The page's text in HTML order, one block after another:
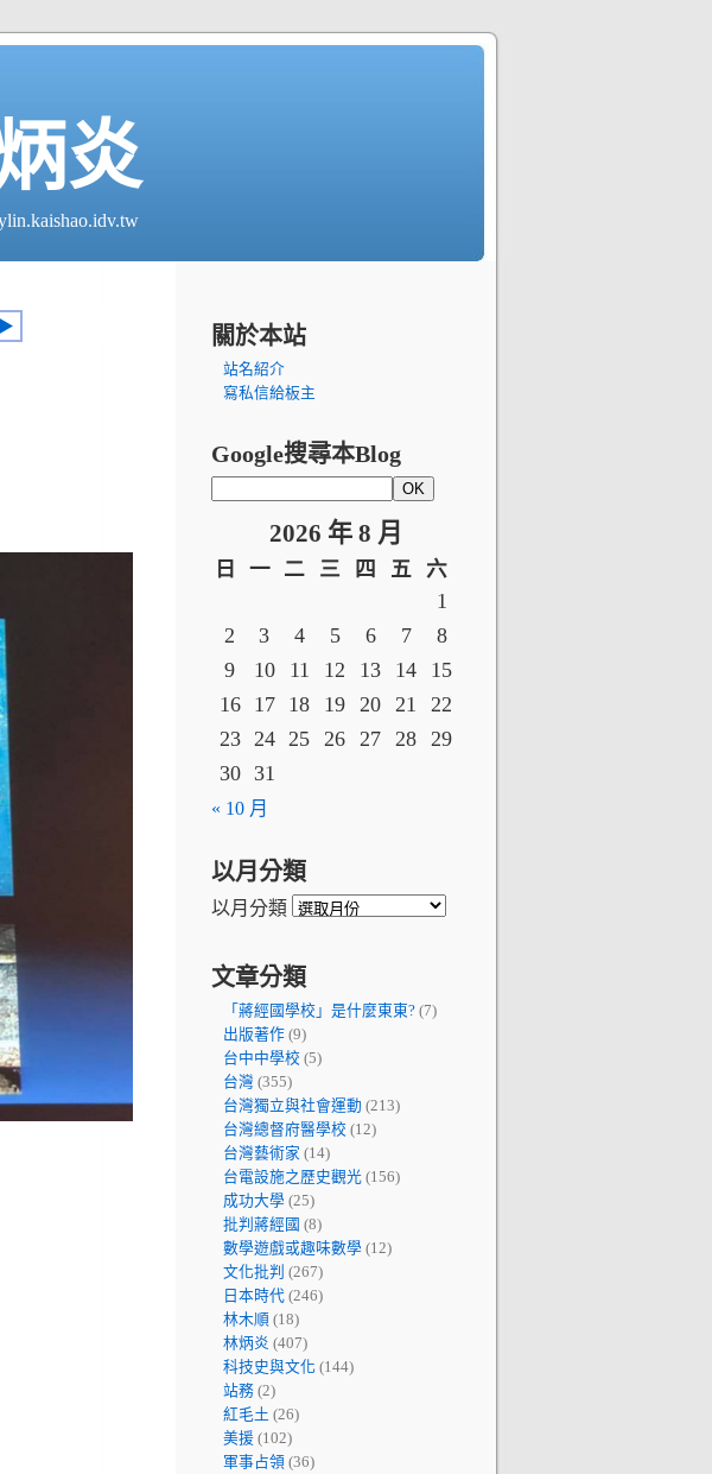
炎
關於本站
站名紹介
寫私信給板主
Google搜尋本Blog
2026 年 8 月
日 一 二 三 四 五
六
1
2
3 4 5 6 7
8
9
10 11 12 13 14
15
16
17 18 19 20 21
22
23 24 25 26 27 28 29
30 31
« 10 月
以月分類
以月分類
文章分類
「蔣經國學校」是什麼東東? (7)
出版著作 (9)
台中中學校 (5)
台灣 (355)
台灣獨立與社會運動 (213)
台灣總督府醫學校 (12)
台灣藝術家 (14)
台電設施之歷史觀光 (156)
成功大學 (25)
批判蔣經國 (8)
數學遊戲或趣味數學 (12)
文化批判 (267)
日本時代 (246)
林木順 (18)
林炳炎 (407)
科技史與文化 (144)
站務 (2)
紅毛土 (26)
美援 (102)
軍事占領 (36)